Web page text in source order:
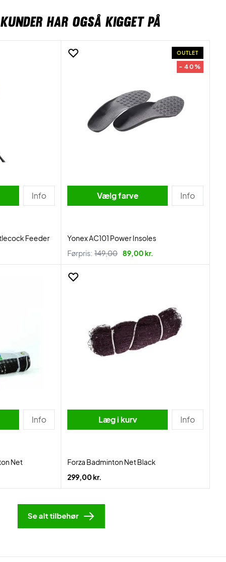
HAR OGSÅ KIGGET PÅ
Info
Feeder
OUTLET
- 40%
Vælg farve Info
Yonex AC101 Power Insoles
Førpris: 149,00 89,00 kr.
Info
Net
Læg i kurv Info
Forza Badminton Net Black
299,00 kr.
Se alt tilbehør